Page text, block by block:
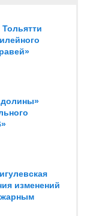
долины»
изменений